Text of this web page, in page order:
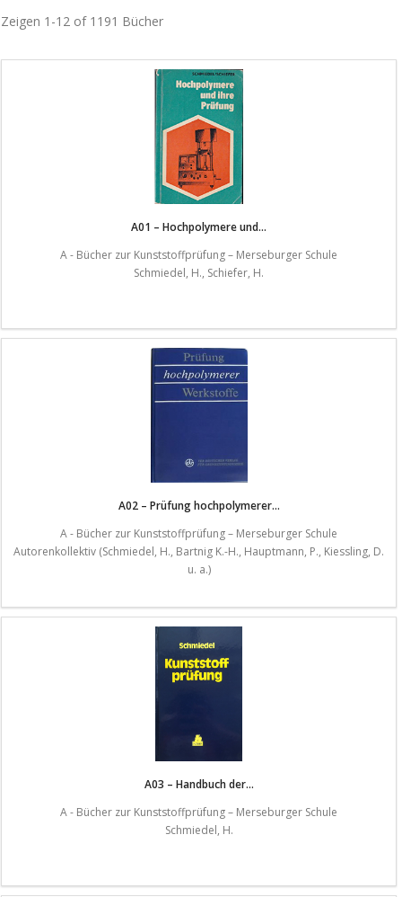
Zeigen 1-12 of 1191 Bücher
A01 – Hochpolymere und...
A - Bücher zur Kunststoffprüfung – Merseburger Schule
Schmiedel, H., Schiefer, H.
A02 – Prüfung hochpolymerer...
A - Bücher zur Kunststoffprüfung – Merseburger Schule
Autorenkollektiv (Schmiedel, H., Bartnig K.-H., Hauptmann, P., Kiessling, D.
u. a.)
A03 – Handbuch der...
A - Bücher zur Kunststoffprüfung – Merseburger Schule
Schmiedel, H.